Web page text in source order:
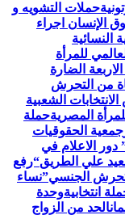
حملات التشويه و
الإنسان اجراء
النسائية
للمرأة
الضارة
من التحرش
الشعبية
المصريةحملة
جمعية الحقوقيات
دور الاعلام في
علي الطريق“رفع
الجنسي”نساء
انتخابيةوحدة
الحد من الزواج